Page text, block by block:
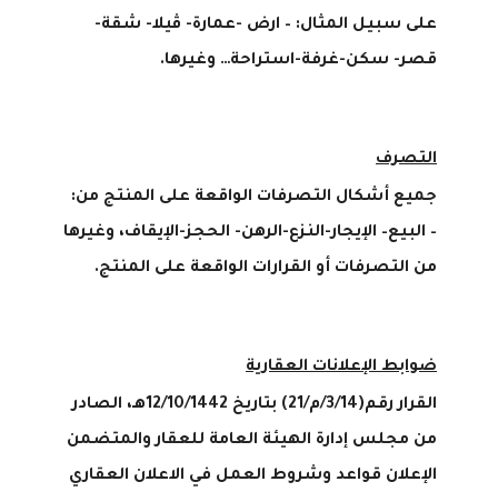
على سبيل المثال: – ارض -عمارة- ڤيلا- شقة-
قصر- سكن-غرفة-استراحة… وغيرها.
التصرف
جميع أشكال التصرفات الواقعة على المنتج من:
– البيع– الإيجار-النزع-الرهن- الحجز-الإيقاف، وغيرها
من التصرفات أو القرارات الواقعة على المنتج.
ضوابط الإعلانات العقارية
القرار رقم(3/14/م/21) بتاريخ 12/10/1442هـ، الصادر
من مجلس إدارة الهيئة العامة للعقار والمتضمن
الإعلان قواعد وشروط العمل في الاعلان العقاري